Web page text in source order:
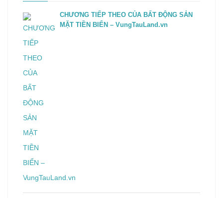
CHƯƠNG TIẾP THEO CỦA BẤT ĐỘNG SẢN
MẶT TIỀN BIỂN – VungTauLand.vn